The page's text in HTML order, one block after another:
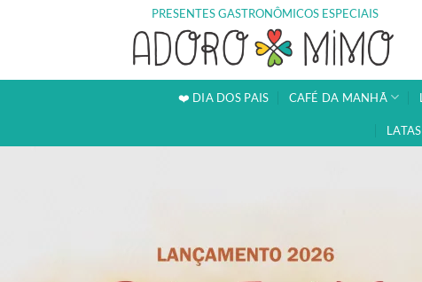
PRESENTES GASTRONÔMICOS ESPECIAIS
❤️ DIA DOS PAIS CAFÉ DA MANHÃ